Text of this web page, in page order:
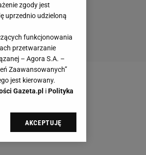
zgody jest
uprzednio udzieloną
funkcjonowania
przetwarzanie
– Agora S.A. –
Zaawansowanych”
jest kierowany.
Gazeta.pl iPolityka
sp. z o.o., jej
swoje preferencje
AKCEPTUJĘ